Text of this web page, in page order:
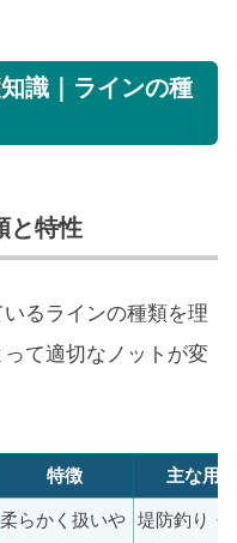
識｜ラインの種
と特性
るラインの種類を理
て適切なノットが変
特徴 主な用途
柔らかく扱いや 堤防釣り・